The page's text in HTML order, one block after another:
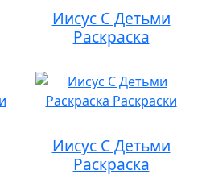
Иисус С Детьми
Раскраска
Иисус С Детьми
Раскраска